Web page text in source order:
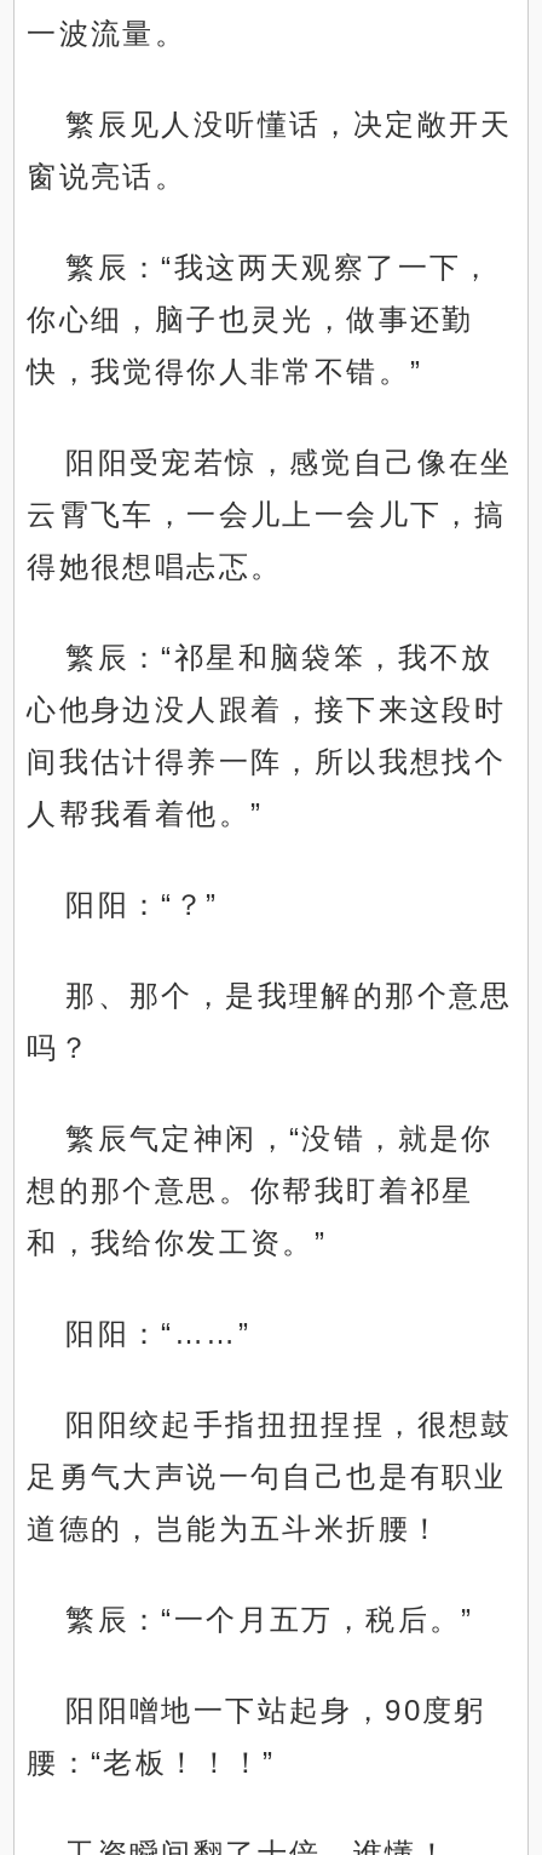
一波流量。
繁辰见人没听懂话，决定敞开天
窗说亮话。
繁辰：“我这两天观察了一下，
你心细，脑子也灵光，做事还勤
快，我觉得你人非常不错。”
阳阳受宠若惊，感觉自己像在坐
云霄飞车，一会儿上一会儿下，搞
得她很想唱忐忑。
繁辰：“祁星和脑袋笨，我不放
心他身边没人跟着，接下来这段时
间我估计得养一阵，所以我想找个
人帮我看着他。”
阳阳：“？”
那、那个，是我理解的那个意思
吗？
繁辰气定神闲，“没错，就是你
想的那个意思。你帮我盯着祁星
和，我给你发工资。”
阳阳：“……”
阳阳绞起手指扭扭捏捏，很想鼓
足勇气大声说一句自己也是有职业
道德的，岂能为五斗米折腰！
繁辰：“一个月五万，税后。”
阳阳噌地一下站起身，90度躬
腰：“老板！！！”